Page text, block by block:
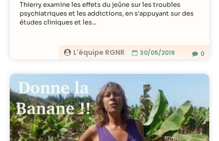
L'équipe RGNR 30/05/2016
Thierry examine les effets du jeûne sur les troubles
psychiatriques et les addictions, en s'appuyant sur des
études cliniques et les...
0